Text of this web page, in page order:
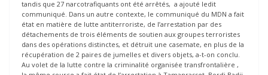
tandis que 27 narcotrafiquants ont été arrêtés, a ajouté ledit
communiqué. Dans un autre contexte, le communiqué du MDN a fait
état en matière de lutte antiterroriste, de l’arrestation par des
détachements de trois éléments de soutien aux groupes terroristes
dans des opérations distinctes, et détruit une casemate, en plus de la
récupération de 2 paires de jumelles et divers objets, a-t-on conclu.
Au volet de la lutte contre la criminalité organisée transfrontalière ,